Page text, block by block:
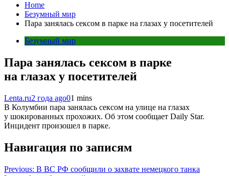
Home
Безумный мир
Пара занялась сексом в парке на глазах у посетителей
Безумный мир
Пара занялась сексом в парке
на глазах у посетителей
Lenta.ru2 года ago01 mins
В Колумбии пара занялась сексом на улице на глазах
у шокированных прохожих. Об этом сообщает Daily Star.
Инцидент произошел в парке.
Навигация по записям
Previous: В ВС РФ сообщили о захвате немецкого танка